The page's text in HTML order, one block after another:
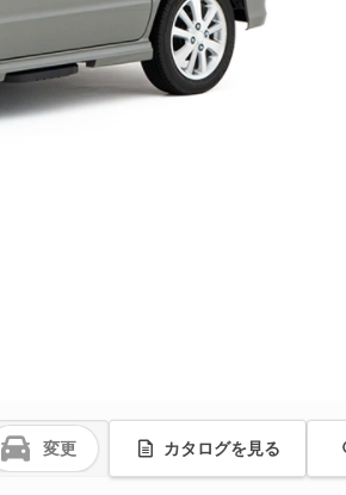
変更 カタログを見る